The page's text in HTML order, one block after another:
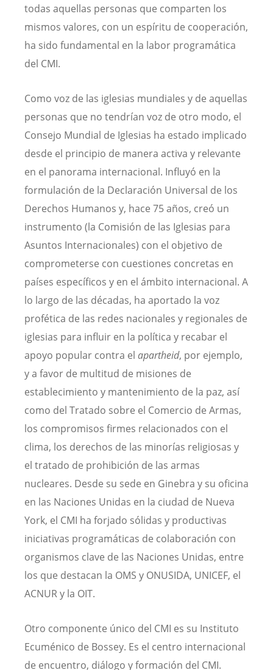
todas aquellas personas que comparten los
mismos valores, con un espíritu de cooperación,
ha sido fundamental en la labor programática
del CMI.
Como voz de las iglesias mundiales y de aquellas
personas que no tendrían voz de otro modo, el
Consejo Mundial de Iglesias ha estado implicado
desde el principio de manera activa y relevante
en el panorama internacional. Influyó en la
formulación de la Declaración Universal de los
Derechos Humanos y, hace 75 años, creó un
instrumento (la Comisión de las Iglesias para
Asuntos Internacionales) con el objetivo de
comprometerse con cuestiones concretas en
países específicos y en el ámbito internacional. A
lo largo de las décadas, ha aportado la voz
profética de las redes nacionales y regionales de
iglesias para influir en la política y recabar el
apoyo popular contra el apartheid, por ejemplo,
y a favor de multitud de misiones de
establecimiento y mantenimiento de la paz, así
como del Tratado sobre el Comercio de Armas,
los compromisos firmes relacionados con el
clima, los derechos de las minorías religiosas y
el tratado de prohibición de las armas
nucleares. Desde su sede en Ginebra y su oficina
en las Naciones Unidas en la ciudad de Nueva
York, el CMI ha forjado sólidas y productivas
iniciativas programáticas de colaboración con
organismos clave de las Naciones Unidas, entre
los que destacan la OMS y ONUSIDA, UNICEF, el
ACNUR y la OIT.
Otro componente único del CMI es su Instituto
Ecuménico de Bossey. Es el centro internacional
de encuentro, diálogo y formación del CMI.